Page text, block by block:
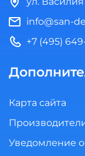
info@san-
+7 (495)
Карта сайта
Уведомление